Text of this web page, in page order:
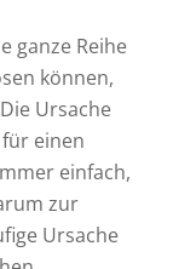
ganze Reihe
können,
Ursache
einen
einfach,
zur
Ursache